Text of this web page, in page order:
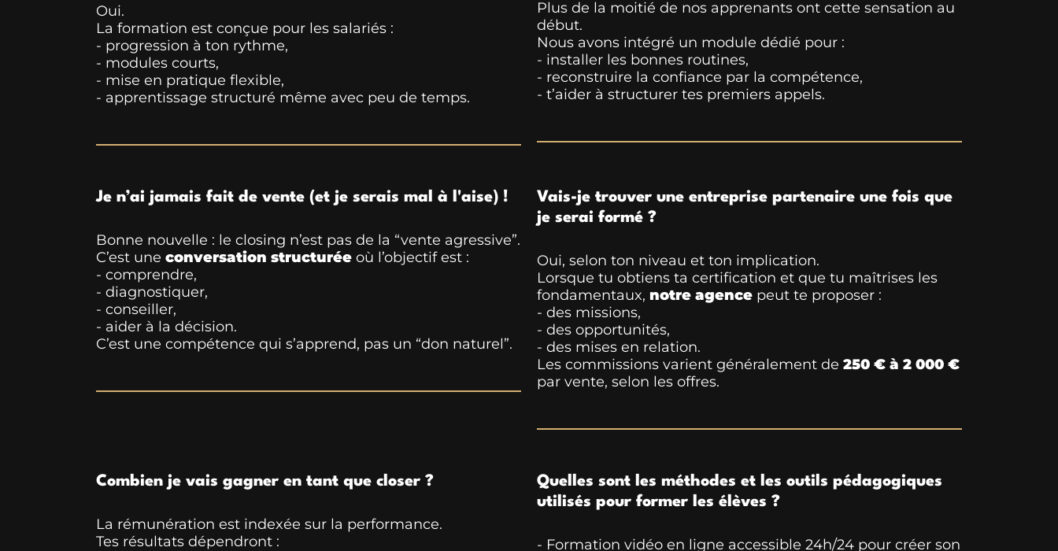
Oui.
La formation est conçue pour les salariés :
- progression à ton rythme,
- modules courts,
- mise en pratique flexible,
- apprentissage structuré même avec peu de temps.
Plus de la moitié de nos apprenants ont cette sensation au
début.
Nous avons intégré un module dédié pour :
- installer les bonnes routines,
- reconstruire la confiance par la compétence,
- t’aider à structurer tes premiers appels.
Je n’ai jamais fait de vente (et je serais mal à l'aise) !
Bonne nouvelle : le closing n’est pas de la “vente agressive”.
C’est une conversation structurée où l’objectif est :
- comprendre,
- diagnostiquer,
- conseiller,
- aider à la décision.
C’est une compétence qui s’apprend, pas un “don naturel”.
Vais-je trouver une entreprise partenaire une fois que
je serai formé ?
Oui, selon ton niveau et ton implication.
Lorsque tu obtiens ta certification et que tu maîtrises les
fondamentaux, notre agencepeut te proposer :
- des missions,
- des opportunités,
- des mises en relation.
Les commissions varient généralement de 250 € à 2 000 €
par vente, selon les offres.
Combien je vais gagner en tant que closer ?
La rémunération est indexée sur la performance.
Tes résultats dépendront :
Quelles sont les méthodes et les outils pédagogiques
utilisés pour former les élèves ?
- Formation vidéo en ligne accessible 24h/24 pour créer son